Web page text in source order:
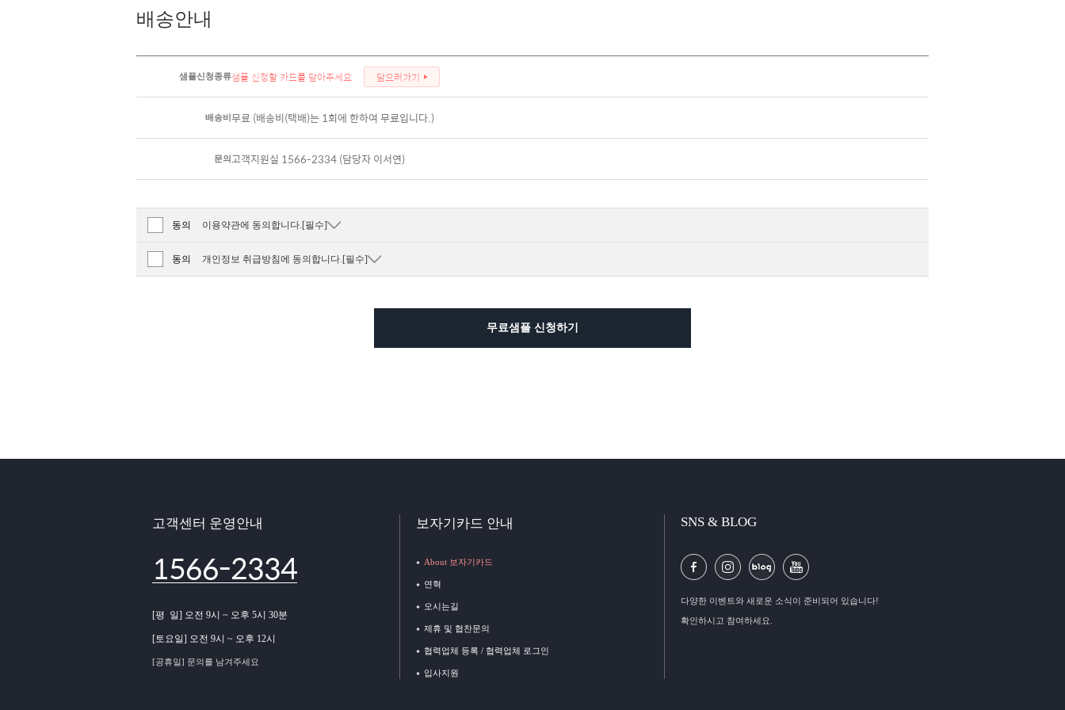
배송안내
샘플신청종류샘플 신청할 카드를 담아주세요 담으러가기
배송비무료(배송비(택배)는 1회에 한하여 무료입니다.)
문의고객지원실 1566-2334 (담당자 이서연)
동의 이용약관에 동의합니다.[필수]
동의 개인정보 취급방침에 동의합니다.[필수]
무료샘플 신청하기
고객센터 운영안내
1566-2334
[평 일] 오전 9시 ~ 오후 5시 30분
[토요일] 오전 9시 ~ 오후 12시
[공휴일] 문의를 남겨주세요
보자기카드 안내
About 보자기카드
연혁
오시는길
제휴 및 협찬문의
협력업체 등록 / 협력업체 로그인
입사지원
SNS & BLOG
다양한 이벤트와 새로운 소식이 준비되어 있습니다!
확인하시고 참여하세요.